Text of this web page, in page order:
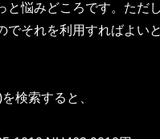
と悩みどころです。ただ
でそれを利用すればよい
検索すると、